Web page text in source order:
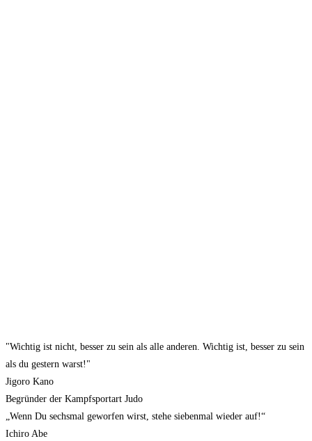
"Wichtig ist nicht, besser zu sein als alle anderen. Wichtig ist, besser zu sein
als du gestern warst!"
Jigoro Kano
Begründer der Kampfsportart Judo
„Wenn Du sechsmal geworfen wirst, stehe siebenmal wieder auf!“
Ichiro Abe